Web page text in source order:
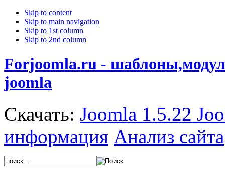
Skip to content
Skip to main navigation
Skip to 1st column
Skip to 2nd column
Forjoomla.ru -
joomla
Скачать: Joomla 1.5.22
информация Анализ сайта